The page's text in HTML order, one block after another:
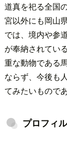
道真を祀る全国
宮以外にも岡山
では、境内や参
が奉納されてい
重な動物である
ならず、今後も
てみたいものであ
プロフィル